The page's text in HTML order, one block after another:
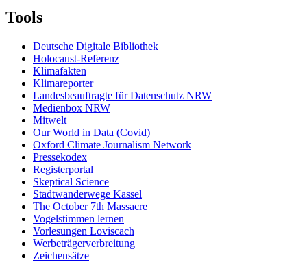
Tools
Deutsche Digitale Bibliothek
Holocaust-Referenz
Klimafakten
Klimareporter
Landesbeauftragte für Datenschutz NRW
Medienbox NRW
Mitwelt
Our World in Data (Covid)
Oxford Climate Journalism Network
Pressekodex
Registerportal
Skeptical Science
Stadtwanderwege Kassel
The October 7th Massacre
Vogelstimmen lernen
Vorlesungen Loviscach
Werbeträgerverbreitung
Zeichensätze